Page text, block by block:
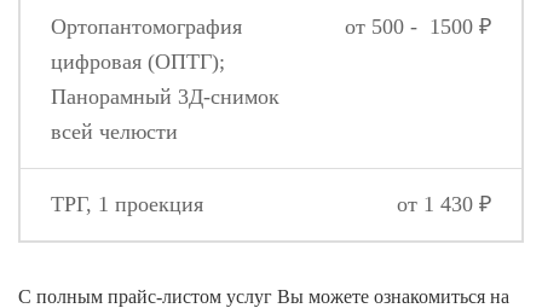
Ортопантомография
цифровая (ОПТГ);
Панорамный 3Д-снимок
всей челюсти
от 500 - 1500 ₽
ТРГ, 1 проекция от 1 430 ₽
С полным прайс-листом услуг Вы можете ознакомиться на